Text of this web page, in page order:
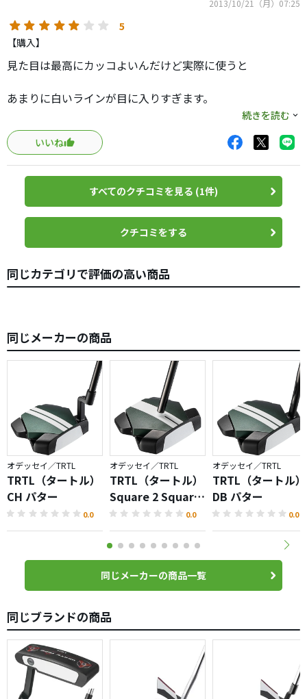
2013/10/21（月）07:25
5
【購入】
見た目は最高にカッコよいんだけど実際に使うと
あまりに白いラインが目に入りすぎます。
気になってストロークに集中できません。
あくまで個人の意見です。もう少し小さいヘッドのほうに
すれば良かったかも
センターシャフトは良かったですよ。
続きを読む
いいね
すべてのクチコミを見る (1件)
クチコミをする
同じカテゴリで評価の高い商品
同じメーカーの商品
オデッセイ／TRTL
TRTL（タートル）
CH パター
0.0
オデッセイ／TRTL
TRTL（タートル）
Square 2 Square
パター
0.0
オデッセイ／TRTL
TRTL（タートル）
DB パター
0.0
同じメーカーの商品一覧
同じブランドの商品